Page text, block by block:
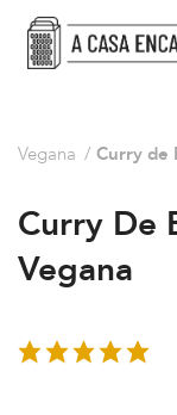
Vegana / Curry de
Curry De
Vegana